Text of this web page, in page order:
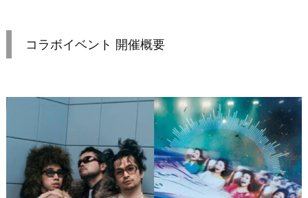
コラボイベント 開催概要